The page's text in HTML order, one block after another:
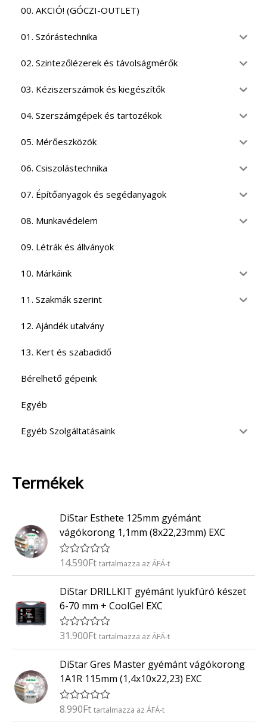
00. AKCIÓ! (GÓCZI-OUTLET)
01. Szórástechnika
02. Szintezőlézerek és távolságmérők
03. Kéziszerszámok és kiegészítők
04. Szerszámgépek és tartozékok
05. Mérőeszközök
06. Csiszolástechnika
07. Építőanyagok és segédanyagok
08. Munkavédelem
09. Létrák és állványok
10. Márkáink
11. Szakmák szerint
12. Ajándék utalvány
13. Kert és szabadidő
Bérelhető gépeink
Egyéb
Egyéb Szolgáltatásaink
Termékek
DiStar Esthete 125mm gyémánt
vágókorong 1,1mm (8x22,23mm) EXC
É
é
k
e
l
s
:
/
5
14.590Ft tartalmazza az ÁFÁ-t
DiStar DRILLKIT gyémánt lyukfúró készet
6-70 mm + CoolGel EXC
É
é
k
e
l
é
s
:
31.900Ft tartalmazza az ÁFÁ-t
DiStar Gres Master gyémánt vágókorong
1A1R 115mm (1,4x10x22,23) EXC
É
8.990Ft tartalmazza az ÁFÁ-t